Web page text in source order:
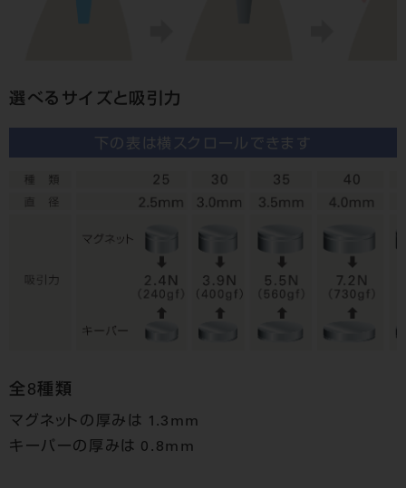
選べるサイズと吸引力
下の表は横スクロールできます
全8種類
マグネットの厚みは 1.3mm
キーパーの厚みは 0.8mm